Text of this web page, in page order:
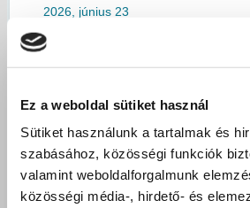
Ez a weboldal sütiket használ
Sütiket használunk a tartalmak és
szabásához, közösségi funkciók
valamint weboldalforgalmunk
közösségi média-, hirdető- és
2026, június 23
|
családi nap idén is